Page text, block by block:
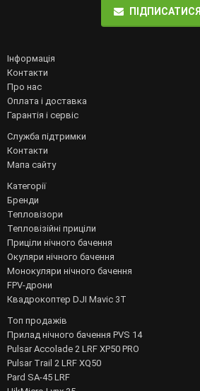
ПІДПИСАТИСЯ
Інформація
Контакти
Про нас
Оплата і доставка
Гарантія і сервіс
Служба підтримки
Контакти
Мапа сайту
Категорії
Бренди
Тепловізори
Тепловізійні приціли
Приціли нічного бачення
Окуляри нічного бачення
Монокуляри нічного бачення
FPV-дрони
Квадрокоптер DJI Mavic 3T
Топ продажів
Прилад нічного бачення PVS 14
Pulsar Accolade 2 LRF XP50 PRO
Pulsar Trail 2 LRF XQ50
Pard SA-45 LRF